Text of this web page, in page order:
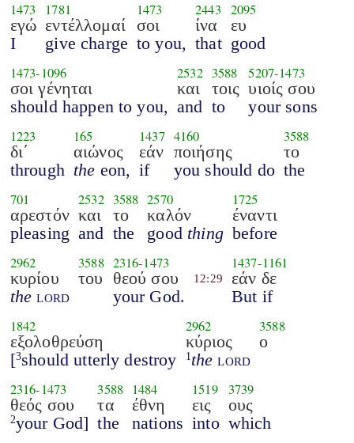
1473
εγώ
I
1781
εντέλλομαί
give charge
1473
σοι
to you,
2443
ίνα
that
2095
ευ
good
1473-1096
σοι γένηται
should happen to you,
2532
και
and
3588
τοις
to
5207-1473
υιοίς σου
your sons
1223
δι΄
through
165
αιώνος
the eon,
1437
εάν
if
4160
ποιήσης
you should do
3588
το
the
701
αρεστόν
pleasing
2532
και
and
3588
το
the
2570
καλόν
good thing
1725
έναντι
before
2962
κυρίου
the lord
3588
του
2316-1473
θεού σου
your God.
12:29
1437-1161
εάν δε
But if
1842
εξολοθρεύση
[3should utterly destroy
2962
κύριος
1 the lord
3588
ο
2316-1473
θεός σου
2your God]
3588
τα
the
1484
έθνη
nations
1519
εις
into
3739
ους
which